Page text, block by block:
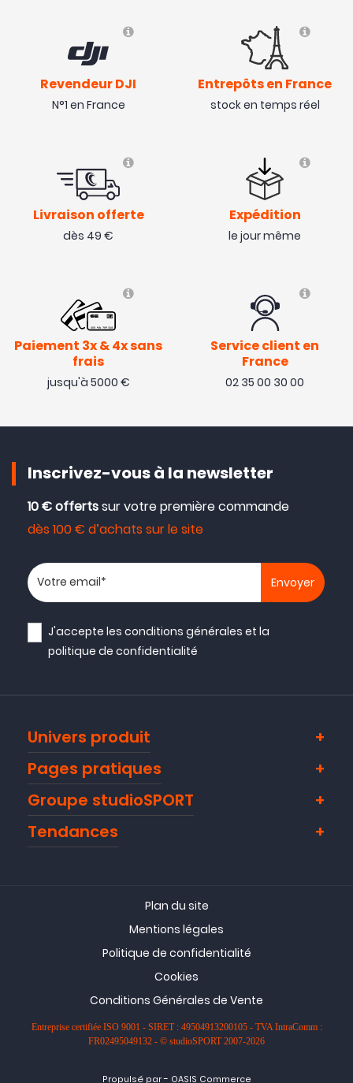
Revendeur DJI
N°1 en France
Entrepôts en France
stock en temps réel
Livraison offerte
dès 49 €
Expédition
le jour même
Paiement 3x & 4x sans
frais
jusqu'à 5000 €
Service client en
France
02 35 00 30 00
Inscrivez-vous à la newsletter
10 € offertssur votre première commande
dès 100 € d’achats sur le site
Votre adresse email
J'accepte lesconditions générales et la
politique de confidentialité
Univers produit
Pages pratiques
Groupe studioSPORT
Tendances
Plan du site
Mentions légales
Politique de confidentialité
Cookies
Conditions Générales de Vente
Entreprise certifiée ISO 9001 - SIRET : 49504913200105 - TVA IntraComm :
FR02495049132 - © studioSPORT 2007-2026
Propulsé par- OASIS Commerce